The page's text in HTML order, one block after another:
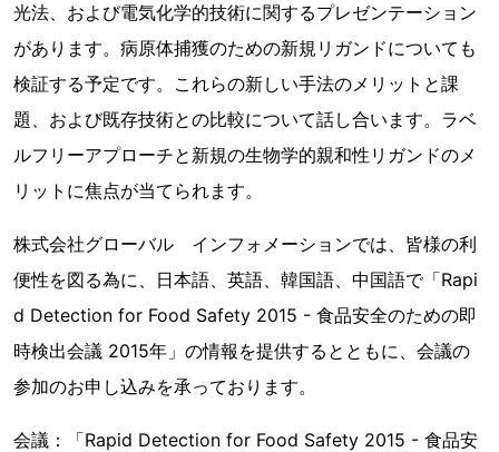
光法、および電気化学的技術に関するプレゼンテーション
があります。病原体捕獲のための新規リガンドについても
検証する予定です。これらの新しい手法のメリットと課
題、および既存技術との比較について話し合います。ラベ
ルフリーアプローチと新規の生物学的親和性リガンドのメ
リットに焦点が当てられます。
株式会社グローバル インフォメーションでは、皆様の利
便性を図る為に、日本語、英語、韓国語、中国語で「Rapi
d Detection for Food Safety 2015 - 食品安全のための即
時検出会議 2015年」の情報を提供するとともに、会議の
参加のお申し込みを承っております。
会議：「Rapid Detection for Food Safety 2015 - 食品安